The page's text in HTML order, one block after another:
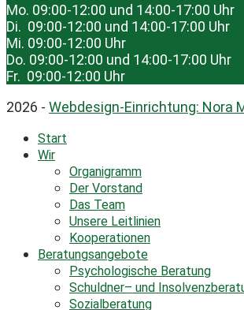
Mo. 09:00-12:00 und 14:00-17:00 Uhr
Di. 09:00-12:00 und 14:00-17:00 Uhr
Mi. 09:00-12:00 Uhr
Do. 09:00-12:00 und 14:00-17:00 Uhr
Fr. 09:00-12:00 Uhr
2026 - Webdesign-Einrichtung: Nora
Start
Wir
Organigramm
Der Vorstand
Das Team
Unsere Leitlinien
Kooperationen
Beratungsangebote
Psychologische Beratung
Schuldner– und
Sozialberatung